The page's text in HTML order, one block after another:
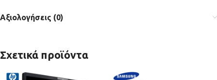
Αξιολογήσεις (0)
Σχετικά προϊόντα